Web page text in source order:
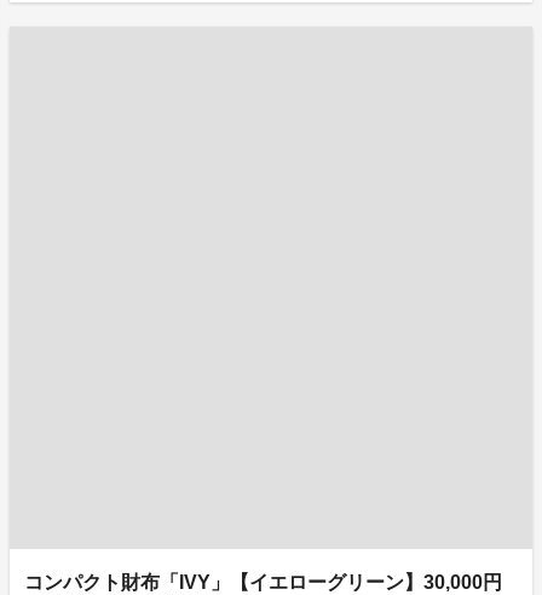
コンパクト財布「IVY」【イエローグリーン】30,000円